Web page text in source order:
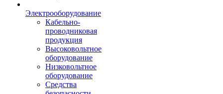
Электрооборудование
Кабельно-
проводниковая
продукция
Высоковольтное
оборудование
Низковольтное
оборудование
Средства